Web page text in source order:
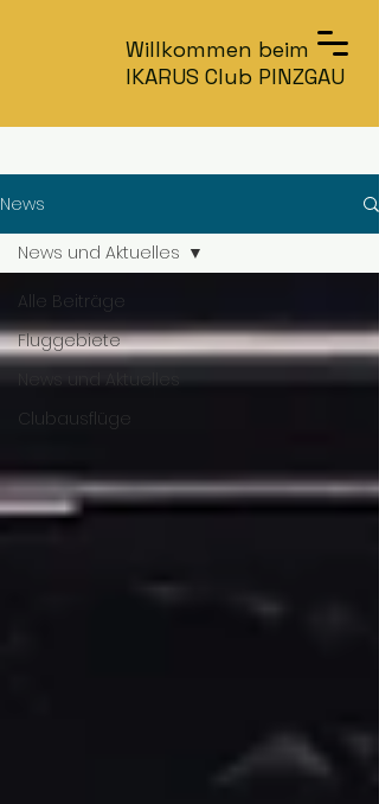
Willkommen beim
IKARUS Club PINZGAU
News
Alle Beiträge
Fluggebiete
News und Aktuelles
Clubausflüge
News und Aktuelles